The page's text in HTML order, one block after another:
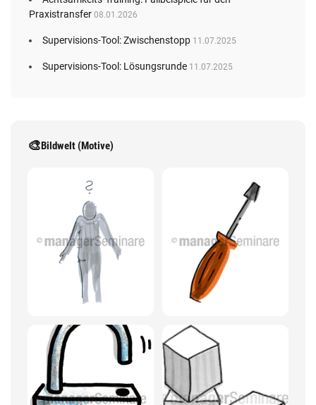
Praxistransfer 08.01.2026
Supervisions-Tool: Zwischenstopp 11.07.2025
Supervisions-Tool: Lösungsrunde 11.07.2025
🎨Bildwelt (Motive)